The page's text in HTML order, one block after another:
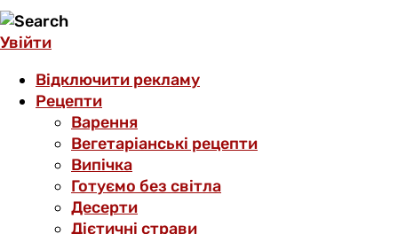
Увійти
Відключити рекламу
Рецепти
Варення
Вегетаріанські рецепти
Випічка
Готуємо без світла
Десерти
Дієтичні страви